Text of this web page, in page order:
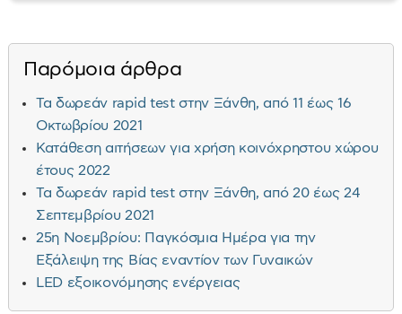
Παρόμοια άρθρα
Τα δωρεάν rapid test στην Ξάνθη, από 11 έως 16
Οκτωβρίου 2021
Κατάθεση αιτήσεων για χρήση κοινόχρηστου χώρου
έτους 2022
Τα δωρεάν rapid test στην Ξάνθη, από 20 έως 24
Σεπτεμβρίου 2021
25η Νοεμβρίου: Παγκόσμια Ημέρα για την
Εξάλειψη της Βίας εναντίον των Γυναικών
LED εξοικονόμησης ενέργειας